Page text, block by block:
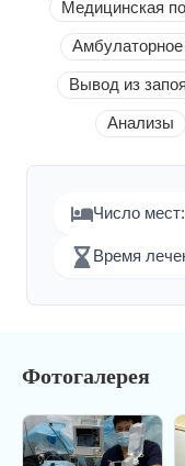
Медицинская
Вывод из запоя
Анализы
Число
Время
Фотогалерея